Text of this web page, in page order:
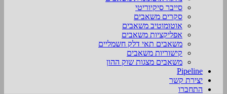
סייבר סיקיוריטי
סקרים משאבים
אוטומוטיב משאבים
אפליקציות משאבים
משאבים תאי דלק חשמליים
קישוריות משאבים
משאבים מצגות שוק ההון
Pipeline
יצירת קשר
התחברו